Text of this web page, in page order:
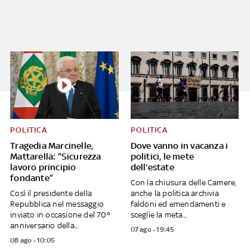
Tragedia Marcinelle,
Mattarella: “Sicurezza
lavoro principio
fondante”
POLITICA
Così il presidente della
Repubblica nel messaggio
inviato in occasione del 70°
anniversario della...
08 ago - 10:05
Dove vanno in vacanza i
politici, le mete
dell'estate
POLITICA
Con la chiusura delle Camere,
anche la politica archivia
faldoni ed emendamenti e
sceglie la meta...
07 ago - 19:45